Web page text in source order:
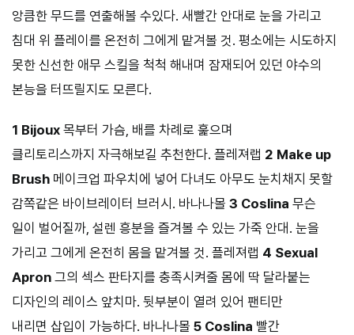
앙큼한 무드를 연출해볼 수있다. 새빨간 안대로 눈을 가리고
침대 위 플레이를 온전히 그에게 맡겨볼 것. 평소에는 시도하지
못한 신선한 애무 스킬을 척척 해내며 잠재되어 있던 야수의
본능을 터뜨릴지도 모른다.
1 Bijoux 목부터 가슴, 배를 차례로 훑으며
클리토리스까지 자극해보길 추천한다. 플레져랩 2 Make up
Brush 메이크업 파우치에 넣어 다녀도 아무도 눈치채지 못할
감쪽같은 바이브레이터 브러시. 바나나몰 3 Coslina 무슨
일이 벌어질까, 설렌 흥분을 즐겨볼 수 있는 가죽 안대. 눈을
가리고 그에게 온전히 몸을 맡겨볼 것. 플레져랩 4 Sexual
Apron 그의 섹스 판타지를 충족시켜줄 몸에 딱 달라붙는
디자인의 레이스 앞치마. 뒷부분이 열려 있어 팬티만
내리면 삽입이 가능하다. 바나나몰 5 Coslina 빨간